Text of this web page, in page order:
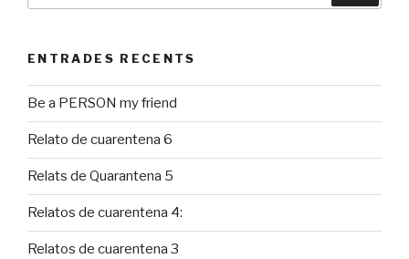
ENTRADES RECENTS
Be a PERSON my friend
Relato de cuarentena 6
Relats de Quarantena 5
Relatos de cuarentena 4:
Relatos de cuarentena 3